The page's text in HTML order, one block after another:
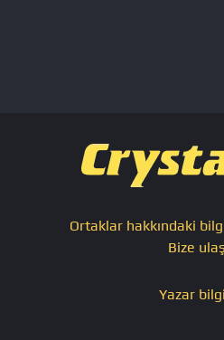
Ortaklar hakkındaki
Bize
Yazar